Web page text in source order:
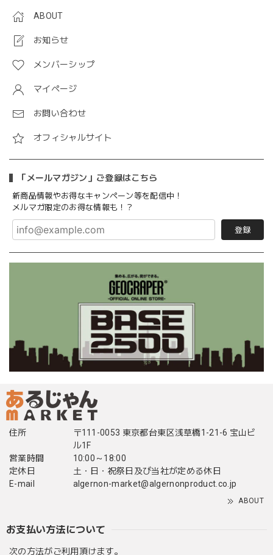
ABOUT
お知らせ
メンバーシップ
マイページ
お問い合わせ
オフィシャルサイト
「メールマガジン」ご登録はこちら
新商品情報やお得なキャンペーン等を配信中！
メルマガ限定のお得な情報も！？
登録
住所
〒111-0053 東京都台東区浅草橋1-21-6 宝山ビ
ル1F
営業時間
10:00～18:00
定休日
土・日・祝祭日及び当社が定める休日
E-mail
algernon-market@algernonproduct.co.jp
ABOUT
お支払い方法について
次の方法がご利用頂けます。